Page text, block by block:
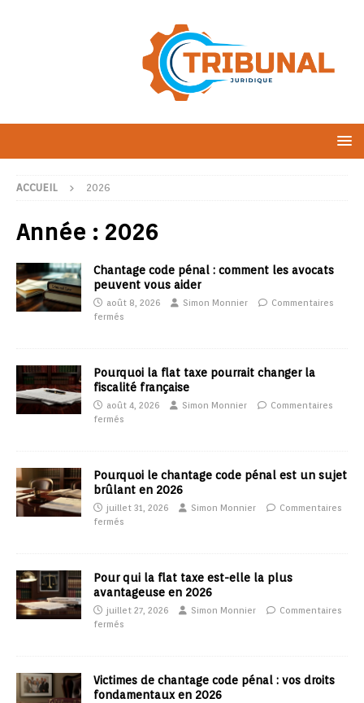
ACCUEIL 2026
Année : 2026
Chantage code pénal : comment les avocats
peuvent vous aider
août 8, 2026 Simon Monnier
Commentaires
fermés
Pourquoi la flat taxe pourrait changer la
fiscalité française
août 4, 2026 Simon Monnier
Commentaires
fermés
Pourquoi le chantage code pénal est un sujet
brûlant en 2026
juillet 31, 2026 Simon Monnier
Commentaires
fermés
Pour qui la flat taxe est-elle la plus
avantageuse en 2026
juillet 27, 2026 Simon Monnier
Commentaires
fermés
Victimes de chantage code pénal : vos droits
fondamentaux en 2026